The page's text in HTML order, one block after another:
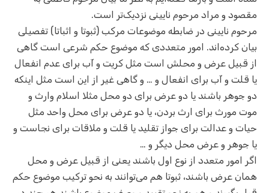
مقصود و مراد مرحوم نایینی نزدیک‌تر است.
مرحوم نایینی در ضابطه موضوعات مرکب (ثبوتا و اثباتا) تفصیلی
بیان کرده‌اند. امور متعددی که موضوع حکم شرعی است گاهی
از قبیل عرض و محلش است مثل کریت و آب برای عدم انفعال
یا قلت و آب برای انفعال و … و گاهی غیر از این است مثل اینکه
دو جوهر باشند یا دو عرض برای دو محل مثلا اسلام وارث و
موت مورث برای ارث بردن، یا دو عرض برای محل واحد مثل
حیات و عدالت برای جواز تقلید یا قلت و ملاقات برای نجاست و
یا جوهر و عرض محل دیگر و …
اگر امور متعدد از نوع اول باشند یعنی از قبیل عرض و محل
همان عرض باشند، ثبوتا هم می‌توانند به نحو ترکیب موضوع حکم